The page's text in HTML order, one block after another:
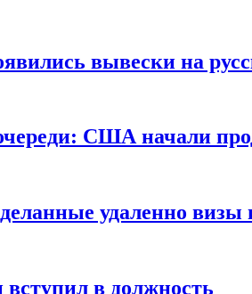
вывески на
США начали
удаленно
в должность